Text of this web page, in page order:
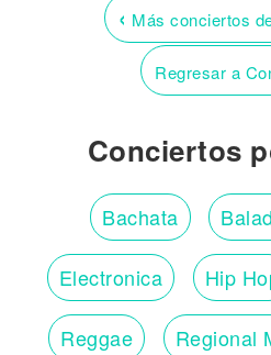
‹ Más conciertos
Regresar a
Conciertos
Bachata
Electronica Hip
Reggae Regional